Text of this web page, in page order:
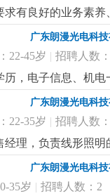
布局等市场营销理
验，有led线形照
备独特的营销理念
，有激情，躺平者
有良好的业务素
展一年以上工作经
优秀应届毕业生
广东朗漫光电科
22-45岁 | 招聘人数
，电子信息、机
；熟悉线路板原理
压力。更详细...
广东朗漫光电科
22-35岁 | 招聘人数
理，负责线形照
的优先录用，在其
能力强，对工作
...
广东朗漫光电科
35岁 | 招聘人数：2